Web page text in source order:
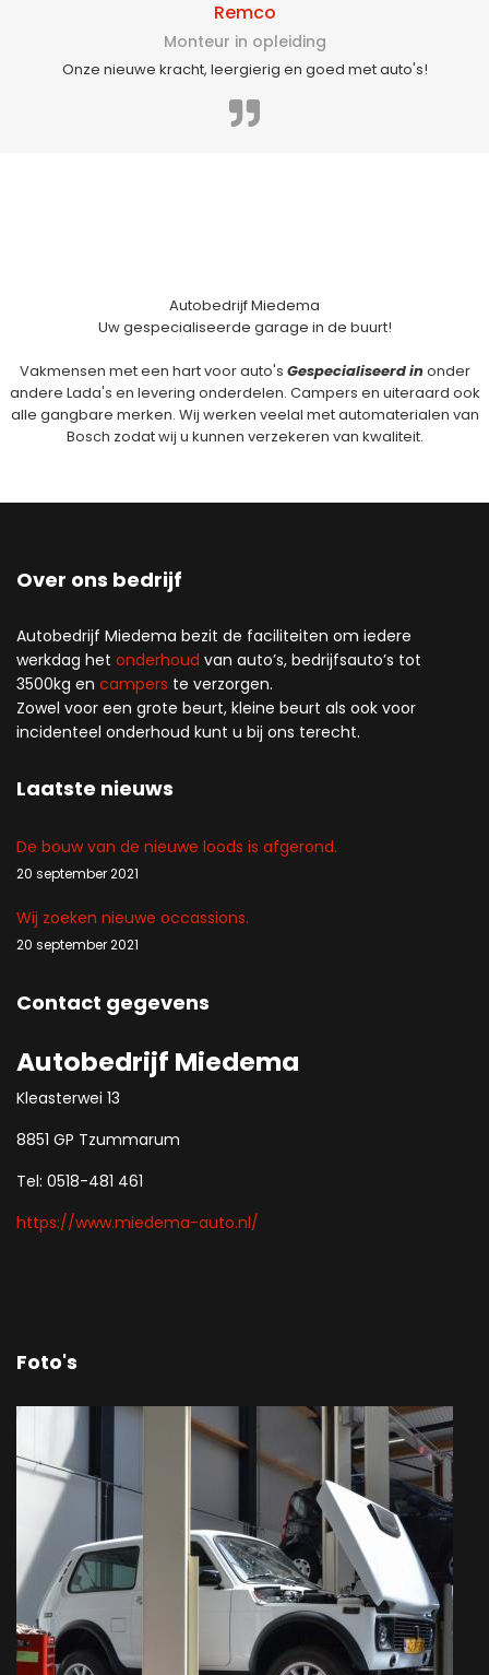
Remco
Monteur in opleiding
Onze nieuwe kracht, leergierig en goed met auto's!
Autobedrijf Miedema
Uw gespecialiseerde garage in de buurt!
Vakmensen met een hart voor auto's Gespecialiseerd inonder
andere Lada's en levering onderdelen. Campers en uiteraard ook
alle gangbare merken. Wij werken veelal met automaterialen van
Bosch zodat wij u kunnen verzekeren van kwaliteit.
Over ons bedrijf
Autobedrijf Miedema bezit de faciliteiten om iedere
werkdag het onderhoud van auto’s, bedrijfsauto’s tot
3500kg en campers te verzorgen.
Zowel voor een grote beurt, kleine beurt als ook voor
incidenteel onderhoud kunt u bij ons terecht.
Laatste nieuws
De bouw van de nieuwe loods is afgerond.
20 september 2021
Wij zoeken nieuwe occassions.
20 september 2021
Contact gegevens
Autobedrijf Miedema
Kleasterwei 13
8851 GP Tzummarum
Tel: 0518-481 461
https://www.miedema-auto.nl/
Foto's